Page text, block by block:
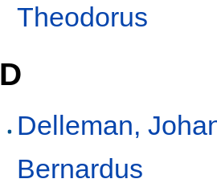
Theodorus
D
Delleman,
Bernardus